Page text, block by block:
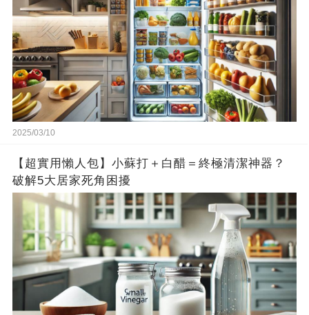
2025/03/10
【超實用懶人包】小蘇打＋白醋＝終極清潔神器？
破解5大居家死角困擾